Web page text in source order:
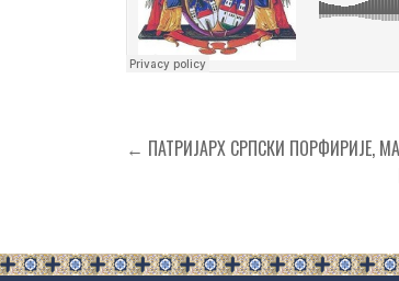
Кретање
← ПАТРИЈАРХ СРПСКИ ПОРФИРИЈЕ,